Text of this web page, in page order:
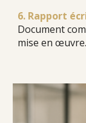
6. Rapport
Document
mise en œuvre.